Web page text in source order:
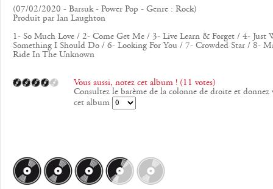
(07/02/2020 - Barsuk - Power Pop - Genre : Rock)
Produit par Ian Laughton
1- So Much Love / 2- Come Get Me / 3- Live Learn & Forget / 4- Just
Something I Should Do / 6- Looking For You / 7- Crowded Star / 8-
Ride In The Unknown
Vous aussi, notez cet album ! (11 votes)
Consultez le barème de la colonne de droite et donnez
cet album